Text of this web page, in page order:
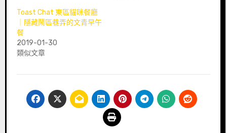
Toast Chat 東區貓咪餐廳
｜隱藏鬧區巷弄的文青早午
餐
2019-01-30
類似文章